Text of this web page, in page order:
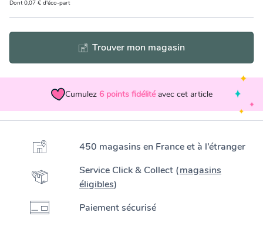
Dont 0,07 € d'éco-part
Trouver mon magasin
Cumulez 6 points fidélité avec cet article
450 magasins en France et à l’étranger
Service Click & Collect (magasins
éligibles)
Paiement sécurisé